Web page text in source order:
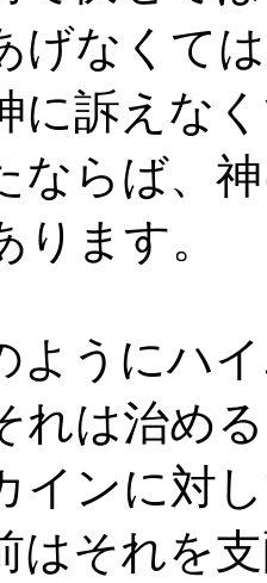
げなくて
に訴えな
ならば、
ります。
うにハ
れは治め
インに対
はそれを